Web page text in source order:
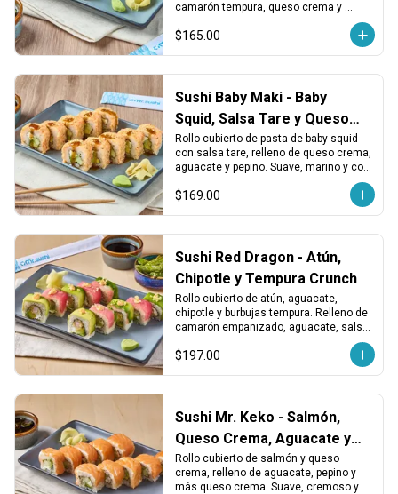
camarón tempura, queso crema y
$165.00
Sushi Baby Maki - Baby
Squid, Salsa Tare y Queso
Crema
Rollo cubierto de pasta de baby squid
con salsa tare, relleno de queso crema,
aguacate y pepino. Suave, marino y con
$169.00
Sushi Red Dragon - Atún,
Chipotle y Tempura Crunch
Rollo cubierto de atún, aguacate,
chipotle y burbujas tempura. Relleno de
camarón empanizado, aguacate, salsa
Intenso, crujiente y adictivo.
$197.00
Sushi Mr. Keko - Salmón,
Queso Crema, Aguacate y
Pepino
Rollo cubierto de salmón y queso
crema, relleno de aguacate, pepino y
más queso crema. Suave, cremoso y